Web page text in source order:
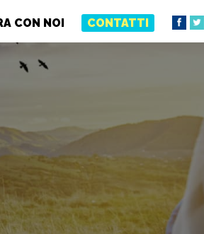
CON NOI CONTATTI